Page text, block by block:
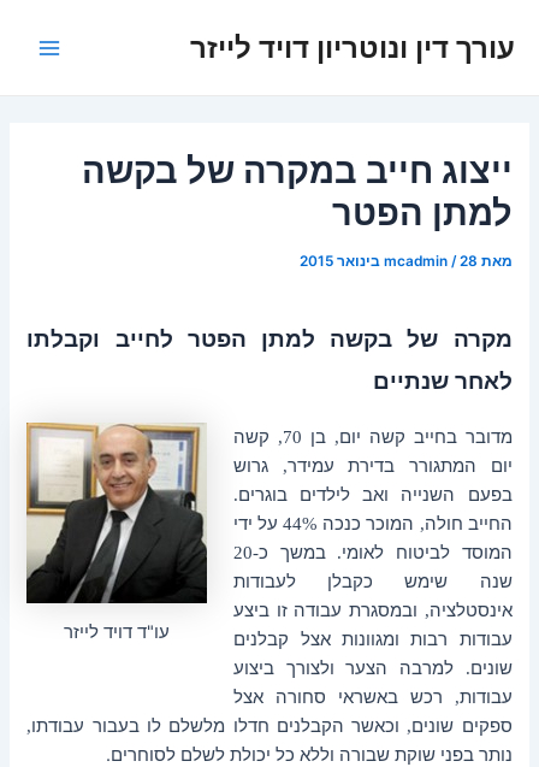
לתוכןעורך דין ונוטריון דויד לייזר
ייצוג חייב במקרה של בקשה
למתן הפטר
מאת mcadmin /28 בינואר 2015
מקרה של בקשה למתן הפטר לחייב וקבלתו
לאחר שנתיים
עו"ד דויד לייזר
מדובר בחייב קשה יום, בן 70,
קשה
יום המתגורר בדירת עמידר, גרוש
בפעם השנייה ואב לילדים בוגרים.
החייב חולה, המוכר כנכה 44% על ידי
המוסד לביטוח לאומי. במשך כ-20
שנה שימש כקבלן לעבודות
אינסטלציה, ובמסגרת עבודה זו ביצע
עבודות רבות ומגוונות אצל קבלנים
שונים. למרבה הצער ולצורך ביצוע
עבודות, רכש באשראי סחורה אצל
ספקים שונים, וכאשר הקבלנים חדלו מלשלם לו בעבור עבודתו,
נותר בפני שוקת שבורה וללא כל יכולת לשלם לסוחרים.